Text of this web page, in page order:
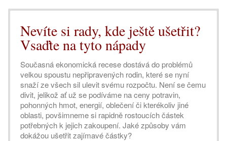
Nevíte si rady, kde ještě ušetřit?
Vsaďte na tyto nápady
Současná ekonomická recese dostává do problémů
velkou spoustu nepřipravených rodin, které se nyní
snaží ze všech sil ulevit svému rozpočtu. Není se čemu
divit, jelikož ať už se podíváme na ceny potravin,
pohonných hmot, energií, oblečení či kterékoliv jiné
oblasti, povšimneme si rapidně rostoucích částek
potřebných k jejich zakoupení. Jaké způsoby vám
dokážou ušetřit zajímavé částky?